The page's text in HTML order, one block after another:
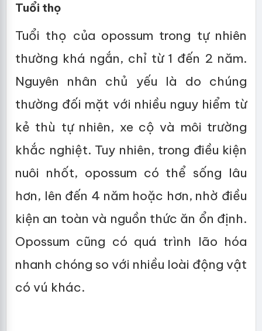
Tuổi thọ
Tuổi thọ của opossum trong tự nhiên
thường khá ngắn, chỉ từ 1 đến 2 năm.
Nguyên nhân chủ yếu là do chúng
thường đối mặt với nhiều nguy hiểm từ
kẻ thù tự nhiên, xe cộ và môi trường
khắc nghiệt. Tuy nhiên, trong điều kiện
nuôi nhốt, opossum có thể sống lâu
hơn, lên đến 4 năm hoặc hơn, nhờ điều
kiện an toàn và nguồn thức ăn ổn định.
Opossum cũng có quá trình lão hóa
nhanh chóng so với nhiều loài động vật
có vú khác.